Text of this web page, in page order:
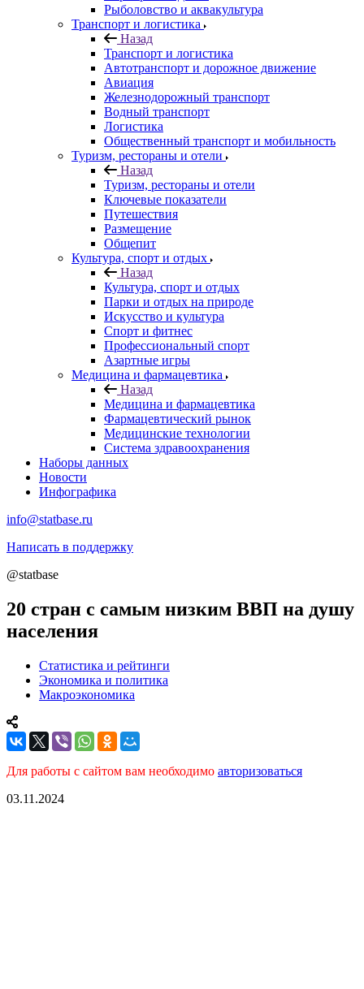
Рыболовство и аквакультура
Транспорт и логистика
Назад
Транспорт и логистика
Автотранспорт и дорожное движение
Авиация
Железнодорожный транспорт
Водный транспорт
Логистика
Общественный транспорт и мобильность
Туризм, рестораны и отели
Назад
Туризм, рестораны и отели
Ключевые показатели
Путешествия
Размещение
Общепит
Культура, спорт и отдых
Назад
Культура, спорт и отдых
Парки и отдых на природе
Искусство и культура
Спорт и фитнес
Профессиональный спорт
Азартные игры
Медицина и фармацевтика
Назад
Медицина и фармацевтика
Фармацевтический рынок
Медицинские технологии
Система здравоохранения
Наборы данных
Новости
Инфографика
info@statbase.ru
Написать в поддержку
@statbase
20 стран с самым низким ВВП на душу
населения
Статистика и рейтинги
Экономика и политика
Макроэкономика
Для работы с сайтом вам необходимо авторизоваться
03.11.2024